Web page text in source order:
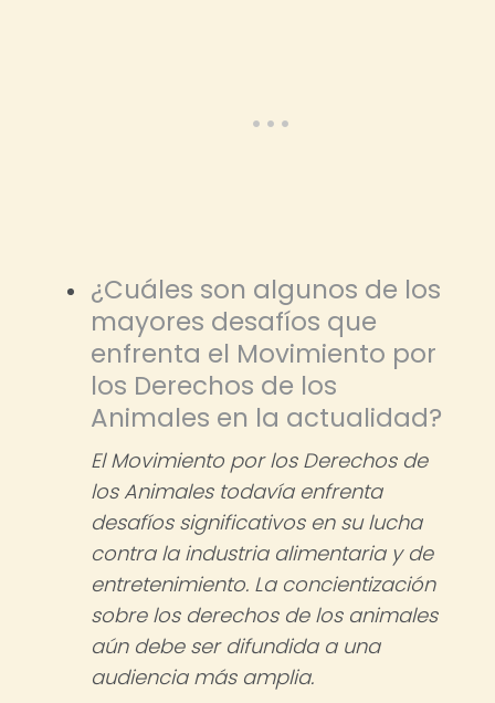
¿Cuáles son algunos de los
mayores desafíos que
enfrenta el Movimiento por
los Derechos de los
Animales en la actualidad?
El Movimiento por los Derechos de
los Animales todavía enfrenta
desafíos significativos en su lucha
contra la industria alimentaria y de
entretenimiento. La concientización
sobre los derechos de los animales
aún debe ser difundida a una
audiencia más amplia.